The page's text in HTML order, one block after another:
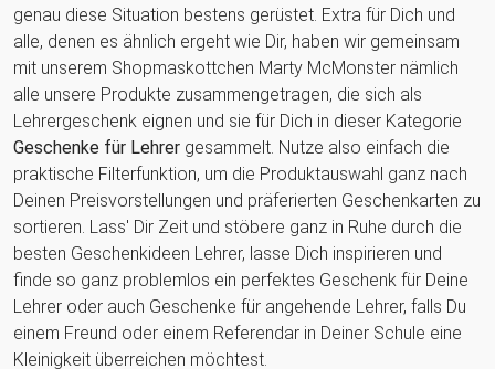
genau diese Situation bestens gerüstet. Extra für Dich und
alle, denen es ähnlich ergeht wie Dir, haben wir gemeinsam
mit unserem Shopmaskottchen Marty McMonster nämlich
alle unsere Produkte zusammengetragen, die sich als
Lehrergeschenk eignen und sie für Dich in dieser Kategorie
Geschenke für Lehrer gesammelt. Nutze also einfach die
praktische Filterfunktion, um die Produktauswahl ganz nach
Deinen Preisvorstellungen und präferierten Geschenkarten zu
sortieren. Lass' Dir Zeit und stöbere ganz in Ruhe durch die
besten Geschenkideen Lehrer, lasse Dich inspirieren und
finde so ganz problemlos ein perfektes Geschenk für Deine
Lehrer oder auch Geschenke für angehende Lehrer, falls Du
einem Freund oder einem Referendar in Deiner Schule eine
Kleinigkeit überreichen möchtest.